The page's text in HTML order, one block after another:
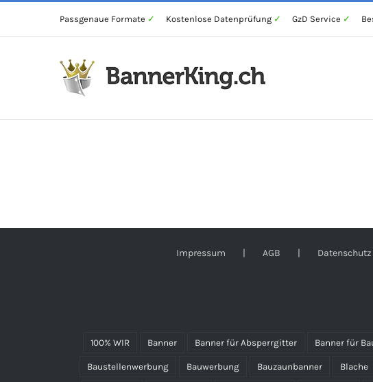
Passgenaue Formate ✓ Kostenlose Datenprüfung ✓ GzD Service ✓
Impressum AGB Datenschutz
100% WIR Banner Banner für Absperrgitter Banner für
Baustellenwerbung Bauwerbung Bauzaunbanner Blache